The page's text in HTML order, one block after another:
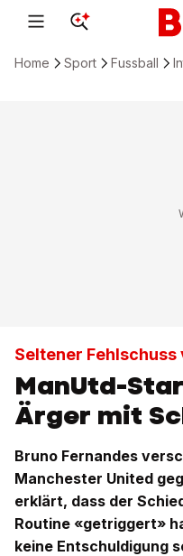
Home Sport Fussball
Seltener Fehlschuss
ManUtd-
Ärger mit
Bruno Fernandes
Manchester United
erklärt, dass der
Routine «getriggert»
keine Entschuldigung